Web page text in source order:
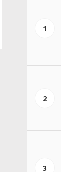
1
2
3